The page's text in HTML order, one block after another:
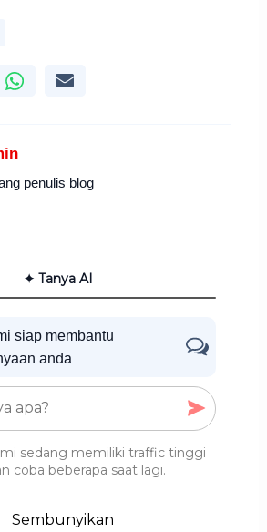
penulis blog
✦ Tanya AI
siap membantu
anda
sedang memiliki traffic tinggi
coba beberapa saat lagi.
Sembunyikan